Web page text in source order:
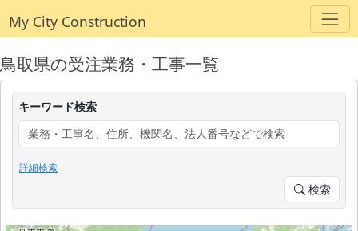
My City Construction
鳥取県の受注業務・工事一覧
キーワード検索
詳細検索
検索